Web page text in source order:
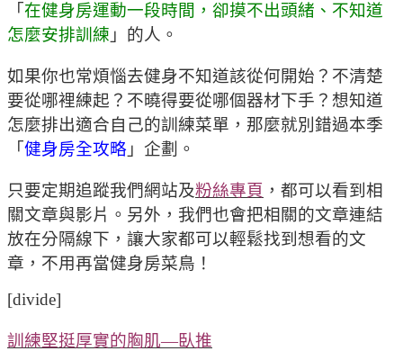
「 在健身房運動一段時間，卻摸不出頭緒、不知道
怎麼安排訓練 」的人。
如果你也常煩惱去健身不知道該從何開始？不清楚
要從哪裡練起？不曉得要從哪個器材下手？想知道
怎麼排出適合自己的訓練菜單，那麼就別錯過本季
「 健身房全攻略 」企劃。
只要定期追蹤我們網站及粉絲專頁 ，都可以看到相
關文章與影片。另外，我們也會把相關的文章連結
放在分隔線下，讓大家都可以輕鬆找到想看的文
章，不用再當健身房菜鳥！
[divide]
訓練堅挺厚實的胸肌—臥推